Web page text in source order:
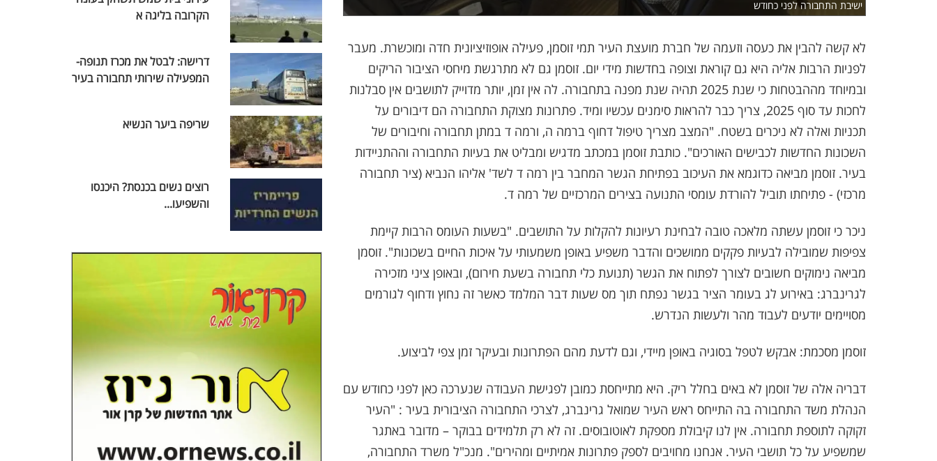
ישיבת התחבורה לפני כחודש
לא קשה להבין את כעסה וזעמה של חברת מועצת העיר תמי זוסמן, פעילה אופוזיציונית חדה ומוכשרת. מעבר
לפניות הרבות אליה היא גם קוראת וצופה בחדשות מידי יום. זוסמן גם לא מתרגשת מיחסי הציבור הריקים
ובמיוחד מההבטחות כי שנת 2025 תהיה שנת מפנה בתחבורה. לה אין זמן, יותר מדוייק לתושבים אין סבלנות
לחכות עד סוף 2025, צריך כבר להראות סימנים עכשיו ומיד. פתרונות מצוקת התחבורה הם דיבורים על
תכניות ואלה לא ניכרים בשטח. "המצב מצריך טיפול דחוף ברמה ה, ורמה ד במתן תחבורה וחיבורים של
השכונות החדשות לכבישים האורכים". כותבת זוסמן במכתב מדגיש ומבליט את בעיות התחבורה וההתניידות
בעיר. זוסמן מביאה כדוגמא את העיכוב בפתיחת הגשר המחבר בין רמה ד לשד' אליהו הנביא (ציר תחבורה
מרכזי) - פתיחתו תוביל להורדת עומסי התנועה בצירים המרכזיים של רמה ד.
ניכר כי זוסמן עשתה מלאכה טובה לבחינת רעיונות להקלות על התושבים. "בשעות העומס הרבות קיימת
צפיפות שמובילה לבעיות פקקים ממושכים והדבר משפיע באופן משמעותי על איכות החיים בשכונות". זוסמן
מביאה נימוקים חשובים לצורך לפתוח את הגשר (תנועת כלי תחבורה בשעת חירום), ובאופן ציני מזכירה
לגרינברג: באירוע לג בעומר הציר בגשר נפתח תוך מס שעות דבר המלמד כאשר זה נחוץ ודחוף לגורמים
מסויימים יודעים לעבוד מהר ולעשות הנדרש.
זוסמן מסכמת: אבקש לטפל בסוגיה באופן מיידי, וגם לדעת מהם הפתרונות ובעיקר זמן צפי לביצוע.
דבריה אלה של זוסמן לא באים בחלל ריק. היא מתייחסת כמובן לפגישת העבודה שנערכה כאן לפני כחודש עם
הנהלת משד התחבורה בה התייחס ראש העיר שמואל גרינברג, לצרכי התחבורה הציבורית בעיר : "העיר
זקוקה לתוספת תחבורה. אין לנו קיבולת מספקת לאוטובוסים. זה לא רק תלמידים בבוקר – מדובר באתגר
שמשפיע על כל תושבי העיר. אנחנו מחויבים לספק פתרונות אמיתיים ומהירים". מנכ"ל משרד התחבורה,
הקרובה בליגה א
דרישה: לבטל את מכרז תנופה-
המפעילה שירותי תחבורה בעיר
שריפה ביער הנשיא
רוצים נשים בכנסת? היכנסו
והשפיעו...